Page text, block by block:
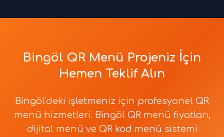
Bingöl QR Menü Projeniz İçin
Hemen Teklif Alın
Bingöl'deki işletmeniz için profesyonel QR
menü hizmetleri. Bingöl QR menü fiyatları,
dijital menü ve QR kod menü sistemi